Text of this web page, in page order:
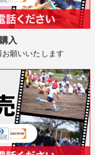
入
お願いいたします